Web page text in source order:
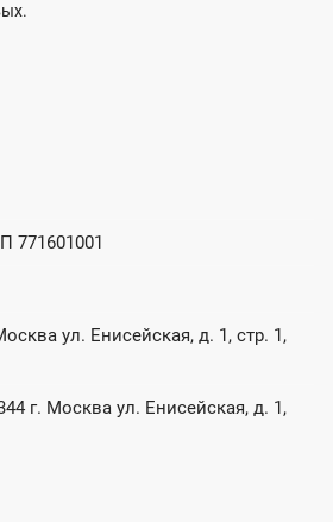
771601001
ул. Енисейская, д. 1, стр. 1,
г. Москва ул. Енисейская, д. 1,